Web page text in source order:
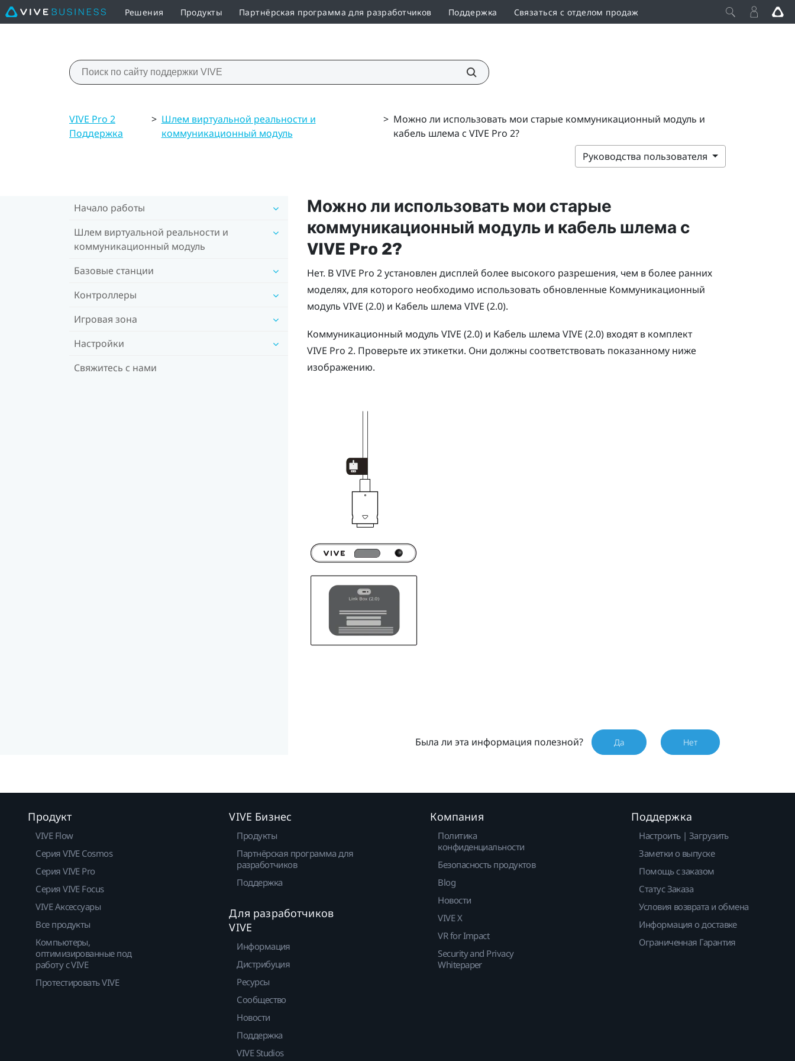
Решения Продукты Партнёрская программа для разработчиков Поддержка Связаться с отделом продаж
VIVE Pro 2
Поддержка
> Шлем виртуальной реальности и
коммуникационный модуль
> Можно ли использовать мои старые коммуникационный модуль и
кабель шлема с VIVE Pro 2?
Руководства пользователя
Начало работы
Шлем виртуальной реальности и
коммуникационный модуль
Базовые станции
Контроллеры
Игровая зона
Настройки
Свяжитесь с нами
Можно ли использовать мои старые
коммуникационный модуль и кабель шлема с
VIVE Pro 2?
Нет. ВVIVE Pro 2установлен дисплей более высокого разрешения, чем в более ранних
моделях, для которого необходимо использовать обновленные Коммуникационный
модуль VIVE (2.0)и Кабель шлема VIVE (2.0).
Коммуникационный модуль VIVE (2.0)и Кабель шлема VIVE (2.0)входят в комплект
VIVE Pro 2. Проверьте их этикетки. Они должны соответствовать показанному ниже
изображению.
Была ли эта информация полезной? Да Нет
Продукт
VIVE Flow
Серия VIVE Cosmos
Серия VIVE Pro
Серия VIVE Focus
VIVE Аксессуары
Все продукты
Компьютеры,
оптимизированные под
работу с VIVE
Протестировать VIVE
VIVE Бизнес
Продукты
Партнёрская программа для
разработчиков
Поддержка
Для разработчиков
VIVE
Информация
Дистрибуция
Ресурсы
Сообщество
Новости
Поддержка
VIVE Studios
Компания
Политика
конфиденциальности
Безопасность продуктов
Blog
Новости
VIVE X
VR for Impact
Security and Privacy
Whitepaper
Поддержка
Настроить | Загрузить
Заметки о выпуске
Помощь с заказом
Статус Заказа
Условия возврата и обмена
Информация о доставке
Ограниченная Гарантия